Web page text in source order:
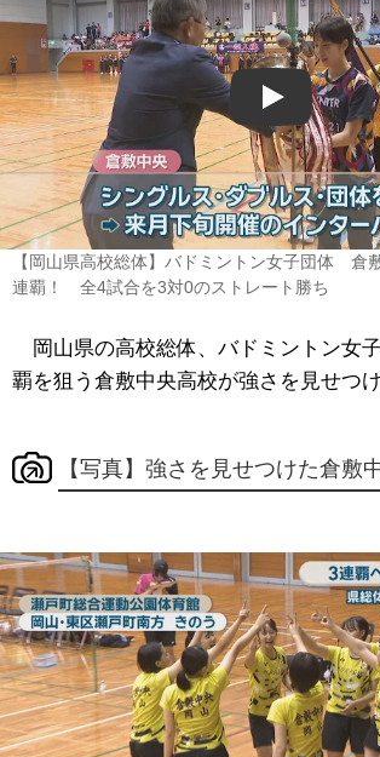
Play
【岡山県高校総体】バドミントン女子団体 倉
連覇！ 全4試合を3対0のストレート勝ち
岡山県の高校総体、バドミントン女
覇を狙う倉敷中央高校が強さを見せつ
【写真】強さを見せつけた倉敷